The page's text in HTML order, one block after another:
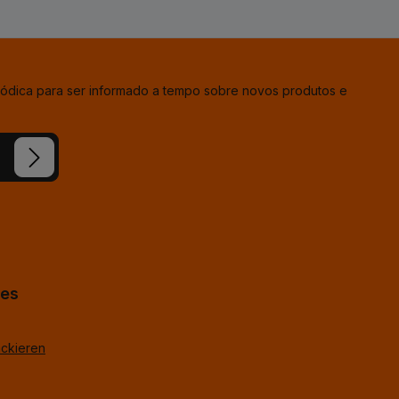
para ser informado a tempo sobre novos produtos e